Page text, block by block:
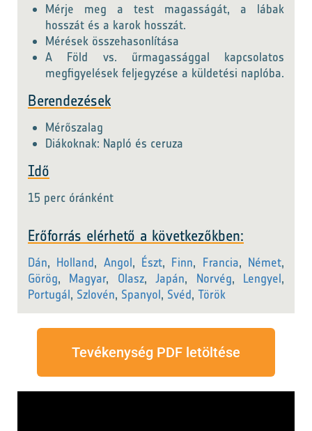
Mérje meg a test magasságát, a lábak
hosszát és a karok hosszát.
Mérések összehasonlítása
A Föld vs. űrmagassággal kapcsolatos
megfigyelések feljegyzése a küldetési naplóba.
Berendezések
Mérőszalag
Diákoknak: Napló és ceruza
Idő
15 perc óránként
Erőforrás elérhető a következőkben:
Dán, Holland, Angol, Észt, Finn, Francia, Német,
Görög, Magyar, Olasz,Japán, Norvég, Lengyel,
Portugál, Szlovén, Spanyol, Svéd, Török
Tevékenység PDF letöltése